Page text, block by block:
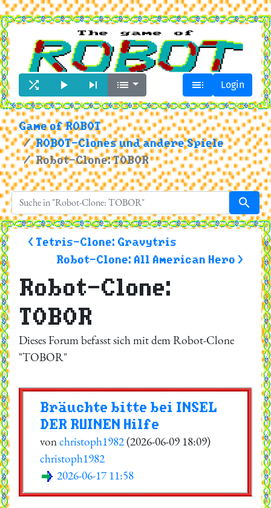
     Login
Game of ROBOT
ROBOT-Clones und andere Spiele
Robot-Clone: TOBOR
search
< Tetris-Clone: Gravytris
Robot-Clone: All American Hero >
Robot-Clone:
TOBOR
Dieses Forum befasst sich mit dem Robot-Clone
"TOBOR"
Bräuchte bitte bei INSEL
DER RUINEN Hilfe
vonchristoph1982(2026-06-09 18:09)
christoph1982
2026-06-17 11:58